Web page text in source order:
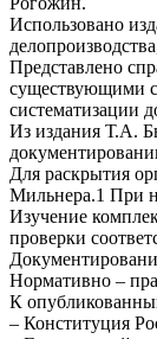
Использовано
Представлено
существующими
систематизации
Из издания Т.А.
Для раскрытия
Мильнера.1 При
Изучение
проверки
Нормативно –
К
– Конституция